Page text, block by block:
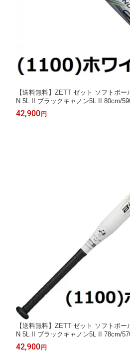
【送料無料】ZETT ゼット ソフトボ
N 5L II ブラックキャノン5L II 80cm/
ル2号用
42,900円
【送料無料】ZETT ゼット ソフトボ
N 5L II ブラックキャノン5L II 78cm/
ル2号用
42,900円